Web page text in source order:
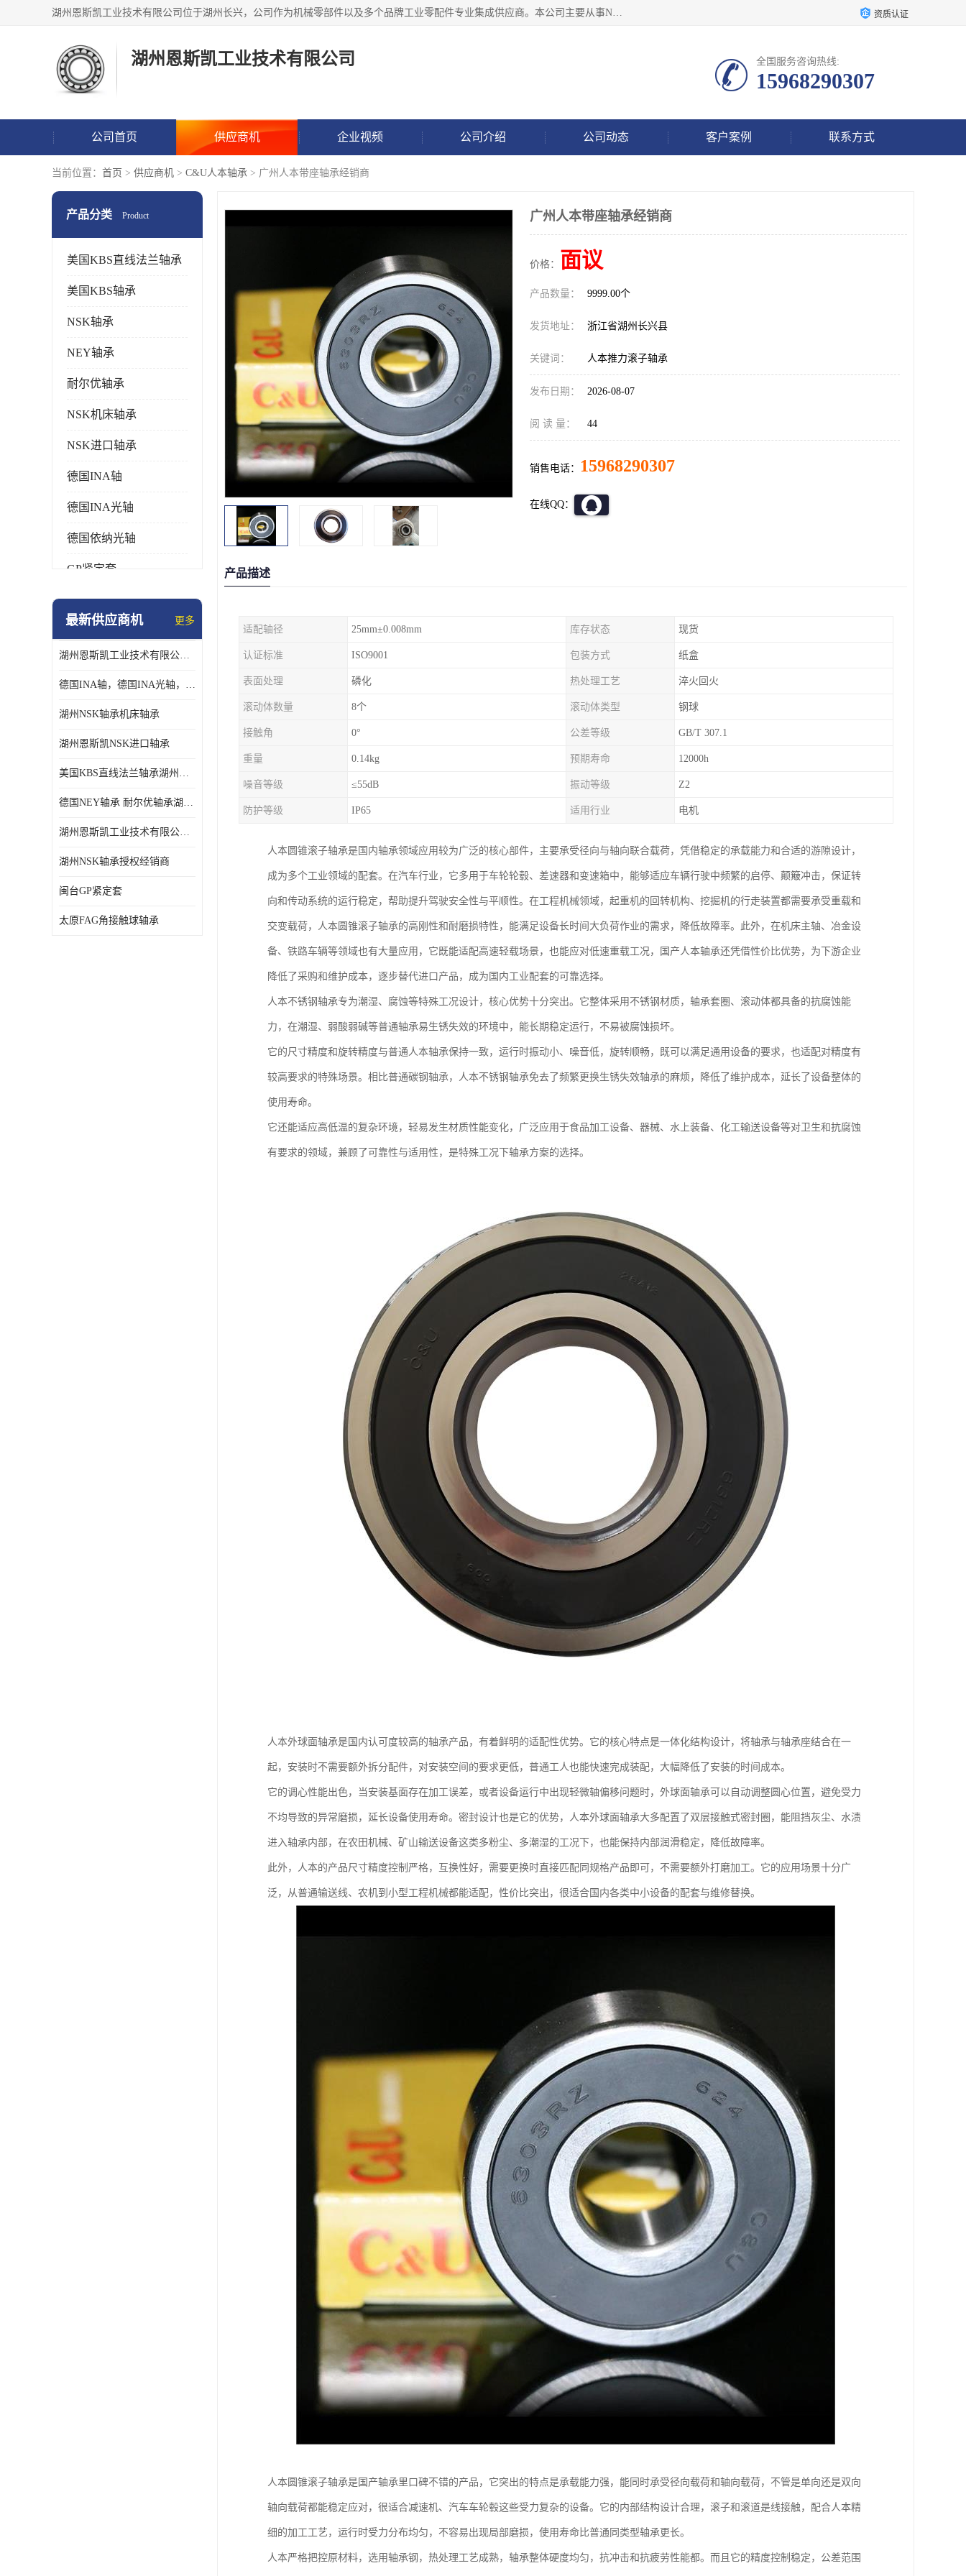
湖州恩斯凯工业技术有限公司位于湖州长兴，公司作为机械零部件以及多个品牌工业零配件专业集成供应商。本公司主要从事NSK进口轴承、SKF进口轴承、FAG进口轴承、NTN进口轴承、国产轴承：ZWZ、HRB、C&U轴承外球面轴承、导轨、丝杠、滑块、 润滑油、工业皮带及其他工业零部件的销售. 资质认证
湖州恩斯凯工业技术有限公司 全国服务咨询热线:
15968290307
公司首页 供应商机 企业视频 公司介绍 公司动态 客户案例 联系方式
当前位置： 首页 > 供应商机 > C&U人本轴承 > 广州人本带座轴承经销商
产品分类 Product
美国KBS直线法兰轴承
美国KBS轴承
NSK轴承
NEY轴承
耐尔优轴承
NSK机床轴承
NSK进口轴承
德国INA轴
德国INA光轴
德国依纳光轴
GP紧定套
SKF轴承
日本NSK进口轴承
德国INA进口轴承
最新供应商机 更多
湖州恩斯凯工业技术有限公司 湖州NSK轴承
德国INA轴，德国INA光轴，德国依纳光轴
湖州NSK轴承机床轴承
湖州恩斯凯NSK进口轴承
美国KBS直线法兰轴承湖州KBS轴承
德国NEY轴承 耐尔优轴承湖州代理商
湖州恩斯凯工业技术有限公司NSK轴承*经销商
湖州NSK轴承授权经销商
闽台GP紧定套
太原FAG角接触球轴承
广州人本带座轴承经销商
价格： 面议
产品数量： 9999.00个
发货地址： 浙江省湖州长兴县
关键词： 人本推力滚子轴承
发布日期： 2026-08-07
阅 读 量： 44
销售电话： 15968290307
在线QQ：
产品描述
适配轴径 25mm±0.008mm 库存状态 现货
认证标准 ISO9001 包装方式 纸盒
表面处理 磷化 热处理工艺 淬火回火
滚动体数量 8个 滚动体类型 钢球
接触角 0° 公差等级 GB/T 307.1
重量 0.14kg 预期寿命 12000h
噪音等级 ≤55dB 振动等级 Z2
防护等级 IP65 适用行业 电机
人本圆锥滚子轴承是国内轴承领域应用较为广泛的核心部件，主要承受径向与轴向联合载荷，凭借稳定的承载能力和合适的游隙设计，
成为多个工业领域的配套。在汽车行业，它多用于车轮轮毂、差速器和变速箱中，能够适应车辆行驶中频繁的启停、颠簸冲击，保证转
向和传动系统的运行稳定，帮助提升驾驶安全性与平顺性。在工程机械领域，起重机的回转机构、挖掘机的行走装置都需要承受重载和
交变载荷，人本圆锥滚子轴承的高刚性和耐磨损特性，能满足设备长时间大负荷作业的需求，降低故障率。此外，在机床主轴、冶金设
备、铁路车辆等领域也有大量应用，它既能适配高速轻载场景，也能应对低速重载工况，国产人本轴承还凭借性价比优势，为下游企业
降低了采购和维护成本，逐步替代进口产品，成为国内工业配套的可靠选择。
人本不锈钢轴承专为潮湿、腐蚀等特殊工况设计，核心优势十分突出。它整体采用不锈钢材质，轴承套圈、滚动体都具备的抗腐蚀能
力，在潮湿、弱酸弱碱等普通轴承易生锈失效的环境中，能长期稳定运行，不易被腐蚀损坏。
它的尺寸精度和旋转精度与普通人本轴承保持一致，运行时振动小、噪音低，旋转顺畅，既可以满足通用设备的要求，也适配对精度有
较高要求的特殊场景。相比普通碳钢轴承，人本不锈钢轴承免去了频繁更换生锈失效轴承的麻烦，降低了维护成本，延长了设备整体的
使用寿命。
它还能适应高低温的复杂环境，轻易发生材质性能变化，广泛应用于食品加工设备、器械、水上装备、化工输送设备等对卫生和抗腐蚀
有要求的领域，兼顾了可靠性与适用性，是特殊工况下轴承方案的选择。
人本外球面轴承是国内认可度较高的轴承产品，有着鲜明的适配性优势。它的核心特点是一体化结构设计，将轴承与轴承座结合在一
起，安装时不需要额外拆分配件，对安装空间的要求更低，普通工人也能快速完成装配，大幅降低了安装的时间成本。
它的调心性能出色，当安装基面存在加工误差，或者设备运行中出现轻微轴偏移问题时，外球面轴承可以自动调整圆心位置，避免受力
不均导致的异常磨损，延长设备使用寿命。密封设计也是它的优势，人本外球面轴承大多配置了双层接触式密封圈，能阻挡灰尘、水渍
进入轴承内部，在农田机械、矿山输送设备这类多粉尘、多潮湿的工况下，也能保持内部润滑稳定，降低故障率。
此外，人本的产品尺寸精度控制严格，互换性好，需要更换时直接匹配同规格产品即可，不需要额外打磨加工。它的应用场景十分广
泛，从普通输送线、农机到小型工程机械都能适配，性价比突出，很适合国内各类中小设备的配套与维修替换。
人本圆锥滚子轴承是国产轴承里口碑不错的产品，它突出的特点是承载能力强，能同时承受径向载荷和轴向载荷，不管是单向还是双向
轴向载荷都能稳定应对，很适合减速机、汽车车轮毂这些受力复杂的设备。它的内部结构设计合理，滚子和滚道是线接触，配合人本精
细的加工工艺，运行时受力分布均匀，不容易出现局部磨损，使用寿命比普通同类型轴承更长。
人本严格把控原材料，选用轴承钢，热处理工艺成熟，轴承整体硬度均匀，抗冲击和抗疲劳性能都。而且它的精度控制稳定，公差范围